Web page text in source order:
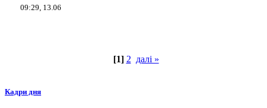
09:29, 13.06
[1] 2 далі »
Кадри дня